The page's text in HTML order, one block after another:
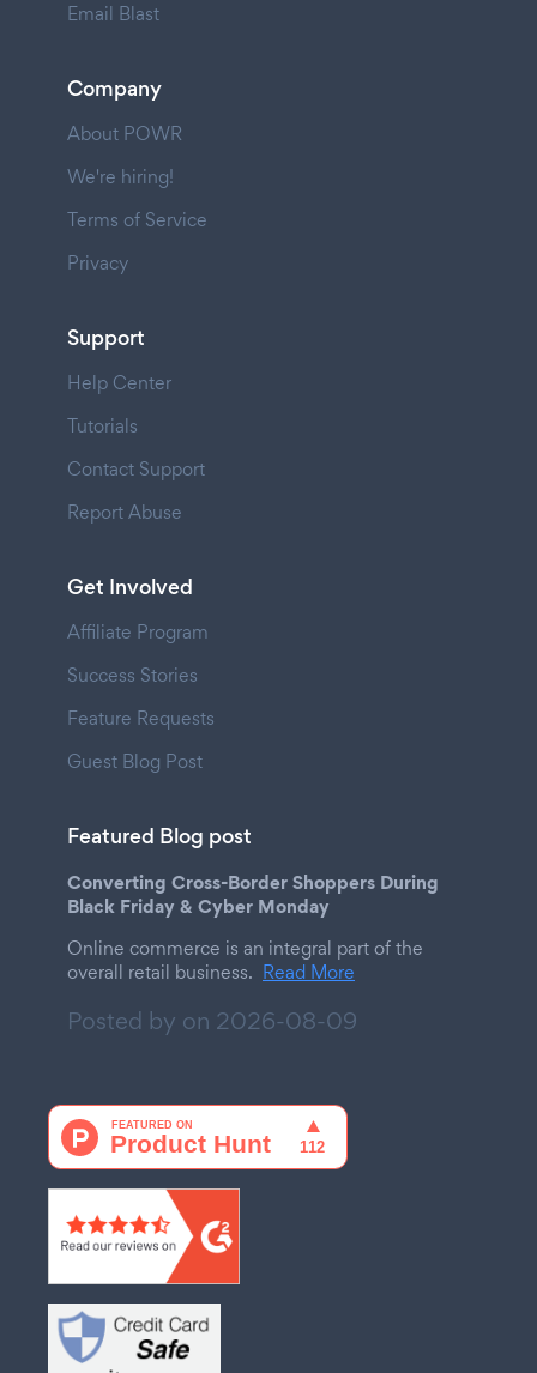
Email Blast
Company
About POWR
We're hiring!
Terms of Service
Privacy
Support
Help Center
Tutorials
Contact Support
Report Abuse
Get Involved
Affiliate Program
Success Stories
Feature Requests
Guest Blog Post
Featured Blog post
Converting Cross-Border Shoppers During
Black Friday & Cyber Monday
Online commerce is an integral part of the
overall retail business. Read More
Posted by on 2026-08-09